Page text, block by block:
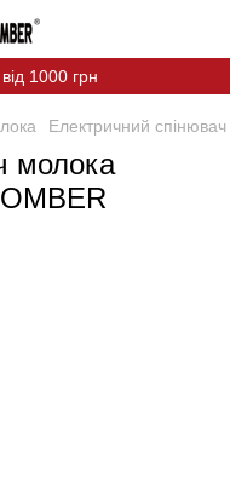
1000 грн
Електричний
молока